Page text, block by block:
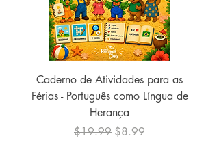
Caderno de Atividades para as
Férias - Português como Língua de
Herança
Regular Price
$19.99 Sale Price
$8.99